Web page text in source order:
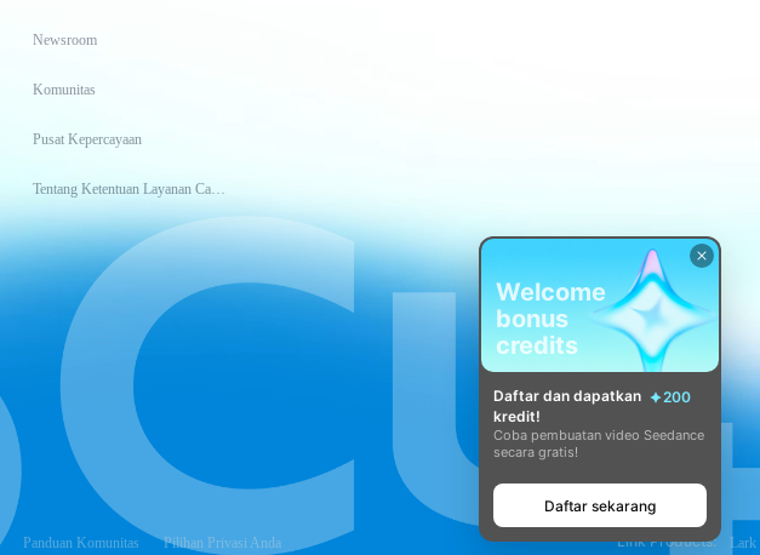
Newsroom
Komunitas
Pusat Kepercayaan
Tentang Ketentuan Layanan CapCut
Panduan Komunitas Pilihan Privasi Anda Link Products: Lark
Welcome
bonus
credits
Daftar dan dapatkan
200
kredit!
Coba pembuatan video Seedance
secara gratis!
Daftar sekarang